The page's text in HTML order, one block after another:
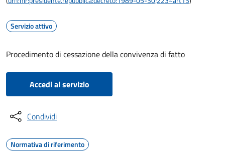
Servizio attivo
Procedimento di cessazione della convivenza di fatto
Accedi al servizio
Condividi
Normativa di riferimento